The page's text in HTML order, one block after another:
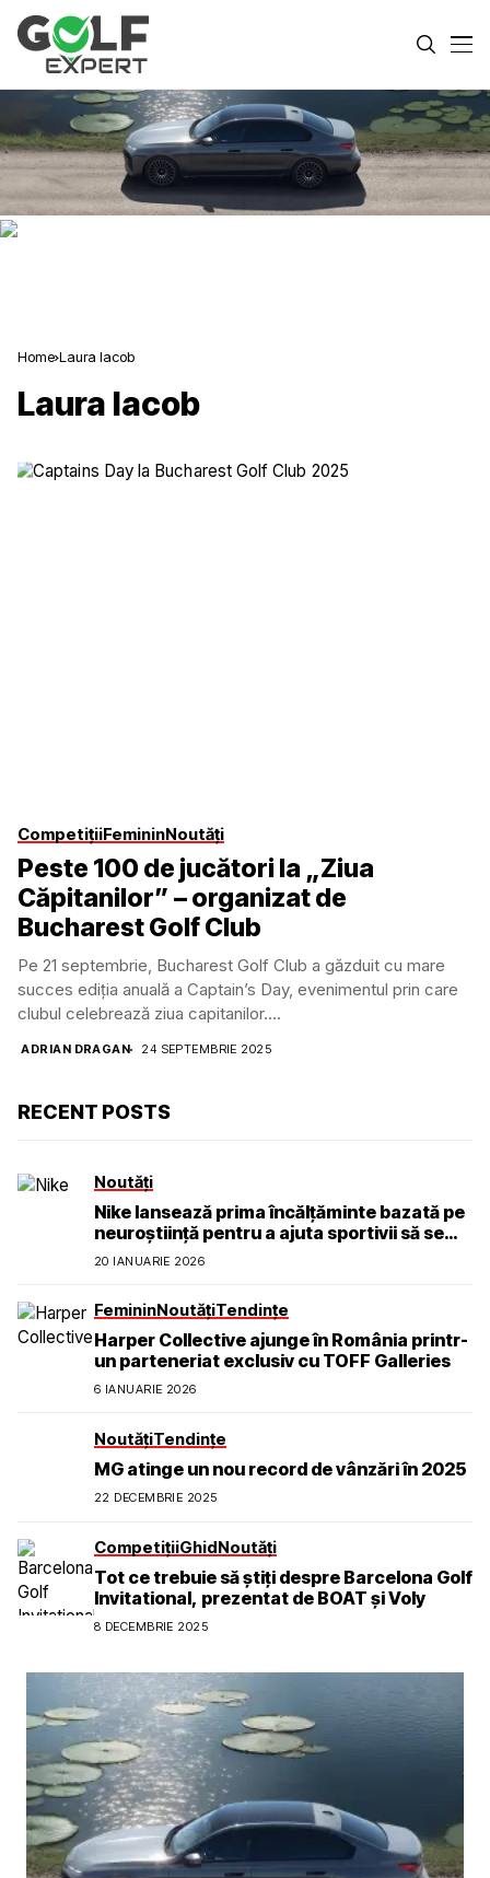
Home Laura Iacob
Laura Iacob
CompetițiiFemininNoutăți
Peste 100 de jucători la „Ziua
Căpitanilor” – organizat de
Bucharest Golf Club
Pe 21 septembrie, Bucharest Golf Club a găzduit cu mare
succes ediția anuală a Captain’s Day, evenimentul prin care
clubul celebrează ziua capitanilor....
ADRIAN DRAGAN 24 SEPTEMBRIE 2025
RECENT POSTS
Noutăți
Nike lansează prima încălțăminte bazată pe
neuroștiință pentru a ajuta sportivii să se
simtă calmi, concentrați și prezenți
20 IANUARIE 2026
FemininNoutățiTendințe
Harper Collective ajunge în România printr-
un parteneriat exclusiv cu TOFF Galleries
6 IANUARIE 2026
NoutățiTendințe
MG atinge un nou record de vânzări în 2025
22 DECEMBRIE 2025
CompetițiiGhidNoutăți
Tot ce trebuie să știți despre Barcelona Golf
Invitational, prezentat de BOAT și Voly
8 DECEMBRIE 2025